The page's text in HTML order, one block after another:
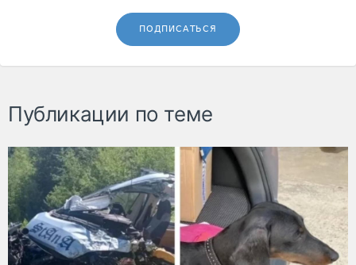
ПОДПИСАТЬСЯ
Публикации по теме